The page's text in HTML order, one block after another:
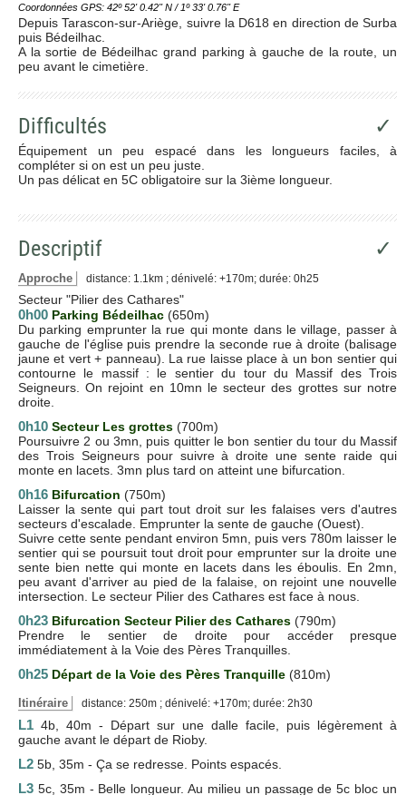
Coordonnées GPS: 42º 52' 0.42'' N / 1º 33' 0.76'' E
Depuis Tarascon-sur-Ariège, suivre la D618 en direction de Surba
puis Bédeilhac.
A la sortie de Bédeilhac grand parking à gauche de la route, un
peu avant le cimetière.
Difficultés ✓
Équipement un peu espacé dans les longueurs faciles, à
compléter si on est un peu juste.
Un pas délicat en 5C obligatoire sur la 3ième longueur.
Descriptif ✓
Approche distance: 1.1km ; dénivelé: +170m; durée: 0h25
Secteur "Pilier des Cathares"
0h00 Parking Bédeilhac (650m)
Du parking emprunter la rue qui monte dans le village, passer à
gauche de l'église puis prendre la seconde rue à droite (balisage
jaune et vert + panneau). La rue laisse place à un bon sentier qui
contourne le massif : le sentier du tour du Massif des Trois
Seigneurs. On rejoint en 10mn le secteur des grottes sur notre
droite.
0h10 Secteur Les grottes (700m)
Poursuivre 2 ou 3mn, puis quitter le bon sentier du tour du Massif
des Trois Seigneurs pour suivre à droite une sente raide qui
monte en lacets. 3mn plus tard on atteint une bifurcation.
0h16 Bifurcation (750m)
Laisser la sente qui part tout droit sur les falaises vers d'autres
secteurs d'escalade. Emprunter la sente de gauche (Ouest).
Suivre cette sente pendant environ 5mn, puis vers 780m laisser le
sentier qui se poursuit tout droit pour emprunter sur la droite une
sente bien nette qui monte en lacets dans les éboulis. En 2mn,
peu avant d'arriver au pied de la falaise, on rejoint une nouvelle
intersection. Le secteur Pilier des Cathares est face à nous.
0h23 Bifurcation Secteur Pilier des Cathares (790m)
Prendre le sentier de droite pour accéder presque
immédiatement à la Voie des Pères Tranquilles.
0h25 Départ de la Voie des Pères Tranquille (810m)
Itinéraire distance: 250m ; dénivelé: +170m; durée: 2h30
L1 4b, 40m - Départ sur une dalle facile, puis légèrement à
gauche avant le départ de Rioby.
L2 5b, 35m - Ça se redresse. Points espacés.
L3 5c, 35m - Belle longueur. Au milieu un passage de 5c bloc un